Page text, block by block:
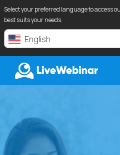
Select your preferred language to access
best suits your needs.
English